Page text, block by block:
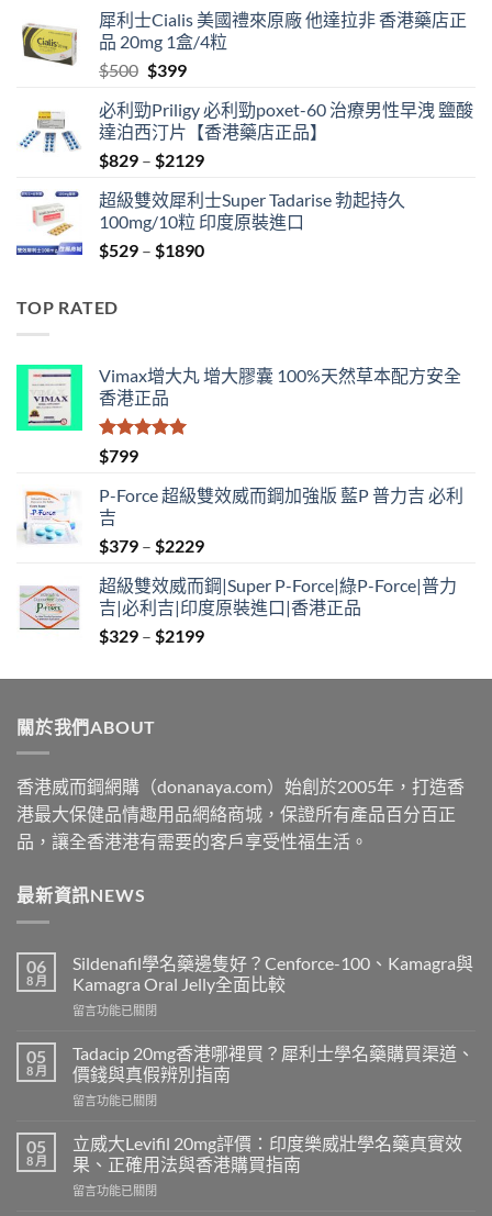
was:
$500.
is:
$480.
犀利士Cialis 美國禮來原廠 他達拉非 香港藥店正
品 20mg 1盒/4粒
$500 Original
was:
$500.
$399Current
is:
$399.
必利勁Priligy 必利勁poxet-60 治療男性早洩 鹽酸
達泊西汀片【香港藥店正品】
$829 – $2129Price
$829
through
$2129
超級雙效犀利士Super Tadarise 勃起持久
100mg/10粒 印度原裝進口
$529 – $1890Price
TOP RATED
Vimax增大丸 增大膠囊 100%天然草本配方安全
香港正品
評分
滿分 5
$799
P-Force 超級雙效威而鋼加強版 藍P 普力吉 必利
吉
$379 – $2229Price
$379
through
$2229
超級雙效威而鋼|Super P-Force|綠P-Force|普力
吉|必利吉|印度原裝進口|香港正品
$329 – $2199Price
$329
關於我們ABOUT
香港威而鋼網購（donanaya.com）始創於2005年，打造香
港最大保健品情趣用品網絡商城，保證所有產品百分百正
品，讓全香港港有需要的客戶享受性福生活。
最新資訊NEWS
06
8 月
Sildenafil學名藥邊隻好？Cenforce-100、Kamagra與
Kamagra Oral Jelly全面比較
在
學
名
藥
邊
好？
Cenforce-
100、
Kamagra
留言功能已關閉
05
8 月
Tadacip 20mg香港哪裡買？犀利士學名藥購買渠道、
價錢與真假辨別指南
在
20mg
香
港
哪
留言功能已關閉
05
8 月
立威大Levifil 20mg評價：印度樂威壯學名藥真實效
果、正確用法與香港購買指南
在
留言功能已關閉